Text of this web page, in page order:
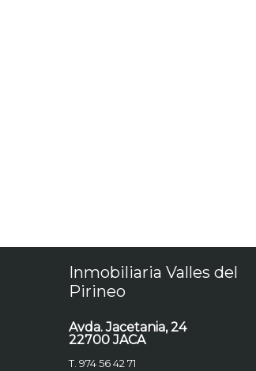
Inmobiliaria Valles del
Pirineo
Avda. Jacetania, 24
22700 JACA
T. 974 56 42 71